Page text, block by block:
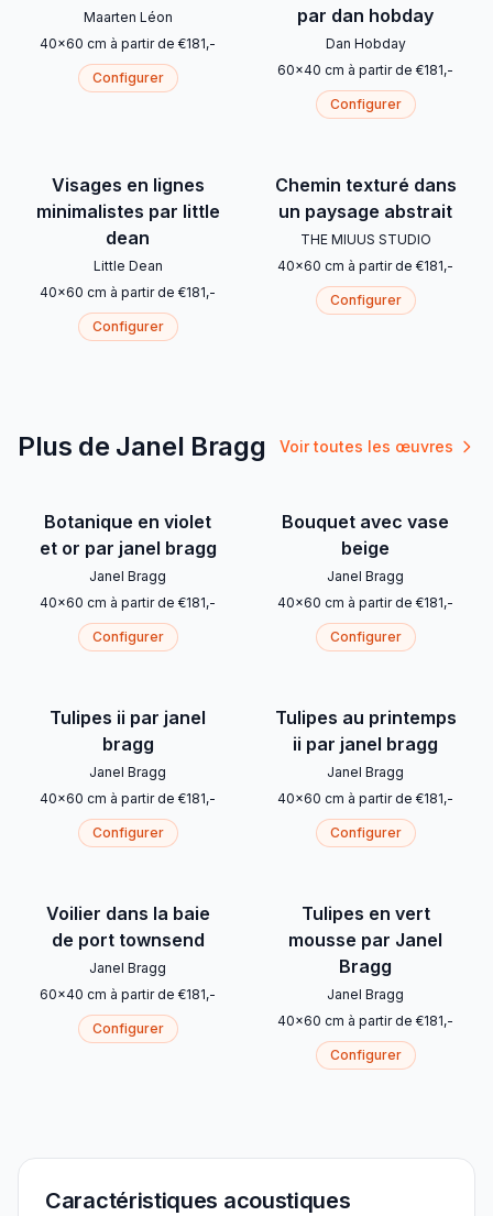
Maarten Léon
40x60 cm à partir de €181,-
Configurer
par dan hobday
Dan Hobday
60x40 cm à partir de €181,-
Configurer
Visages en lignes
minimalistes par little
dean
Little Dean
40x60 cm à partir de €181,-
Configurer
Chemin texturé dans
un paysage abstrait
THE MIUUS STUDIO
40x60 cm à partir de €181,-
Configurer
Plus de Janel Bragg Voir toutes les œuvres
Botanique en violet
et or par janel bragg
Janel Bragg
40x60 cm à partir de €181,-
Configurer
Bouquet avec vase
beige
Janel Bragg
40x60 cm à partir de €181,-
Configurer
Tulipes ii par janel
bragg
Janel Bragg
40x60 cm à partir de €181,-
Configurer
Tulipes au printemps
ii par janel bragg
Janel Bragg
40x60 cm à partir de €181,-
Configurer
Voilier dans la baie
de port townsend
Janel Bragg
60x40 cm à partir de €181,-
Configurer
Tulipes en vert
mousse par Janel
Bragg
Janel Bragg
40x60 cm à partir de €181,-
Configurer
Caractéristiques acoustiques